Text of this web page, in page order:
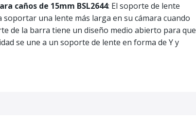
caños de 15mm BSL2644: El soporte de lente
soportar una lente más larga en su cámara cuando
de la barra tiene un diseño medio abierto para que
se une a un soporte de lente en forma de Y y